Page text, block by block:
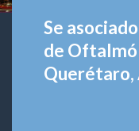
Se
de
Querétaro,